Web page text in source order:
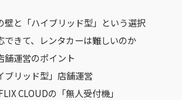
壁と「ハイブリッド型」という選択
きて、レンタカーは難しいのか
舗運営のポイント
ブリッド型」店舗運営
CLOUDの「無人受付機」